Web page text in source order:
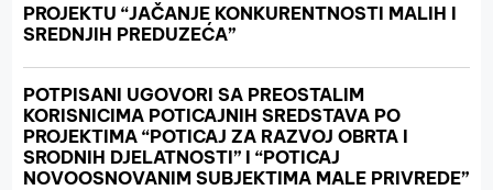
PROJEKTU “JAČANJE KONKURENTNOSTI MALIH I
SREDNJIH PREDUZEĆA”
POTPISANI UGOVORI SA PREOSTALIM
KORISNICIMA POTICAJNIH SREDSTAVA PO
PROJEKTIMA “POTICAJ ZA RAZVOJ OBRTA I
SRODNIH DJELATNOSTI” I “POTICAJ
NOVOOSNOVANIM SUBJEKTIMA MALE PRIVREDE”